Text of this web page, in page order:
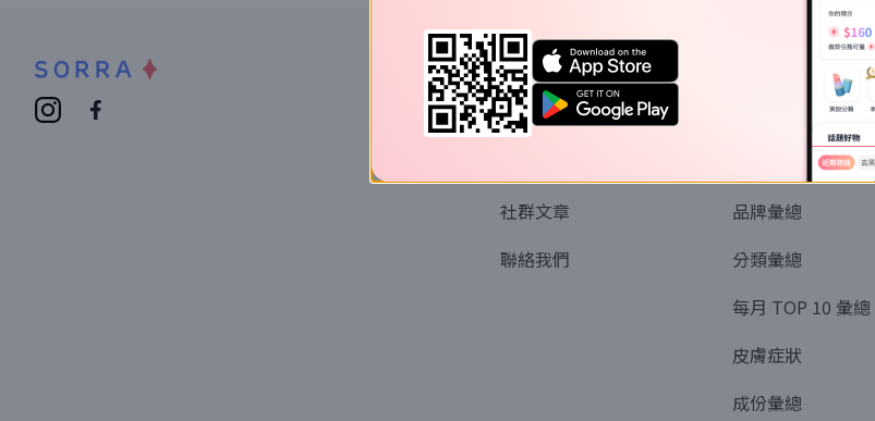
關於我們
認識SORRA
社群文章
聯絡我們
品牌彙總
分類彙總
每月 TOP 10 彙總
皮膚症狀
成份彙總